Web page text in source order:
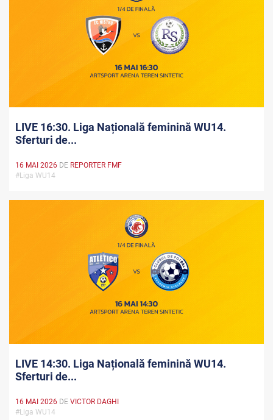
LIVE 16:30. Liga Națională feminină WU14.
Sferturi de...
16 MAI 2026 DE REPORTER FMF
#Liga WU14
LIVE 14:30. Liga Națională feminină WU14.
Sferturi de...
16 MAI 2026 DE VICTOR DAGHI
#Liga WU14